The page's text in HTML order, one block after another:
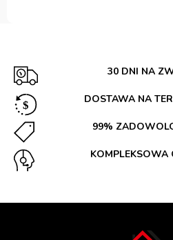
30 DNI NA
DOSTAWA NA
99%
KOMPLEKSOWA